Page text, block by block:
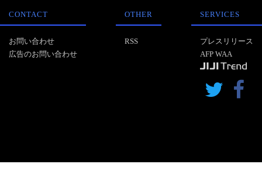
CONTACT
お問い合わせ
広告のお問い合わせ
OTHER
RSS
SERVICES
プレスリリース
AFP WAA